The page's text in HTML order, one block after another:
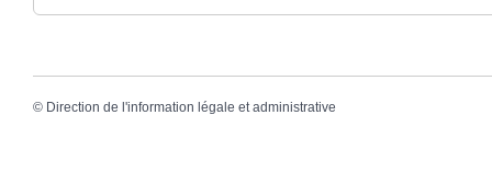
© Direction de l'information légale et administrative